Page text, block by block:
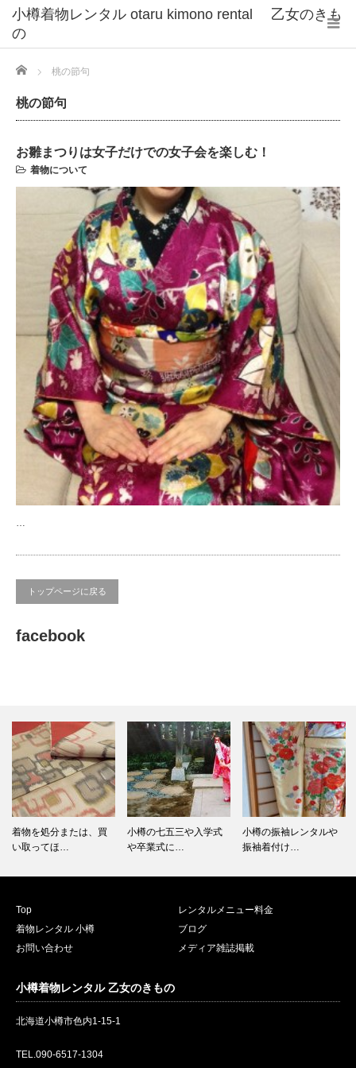
小樽着物レンタル otaru kimono rental 乙女のきも
の
Home 桃の節句
桃の節句
お雛まつりは女子だけでの女子会を楽しむ！
着物について
…
トップページに戻る
facebook
着物を処分または、買
い取ってほ…
小樽の七五三や入学式
や卒業式に…
小樽の振袖レンタルや
振袖着付け…
Top
レンタルメニュー料金
着物レンタル 小樽
ブログ
お問い合わせ
メディア雑誌掲載
小樽着物レンタル 乙女のきもの
北海道小樽市色内1-15-1
TEL.090-6517-1304